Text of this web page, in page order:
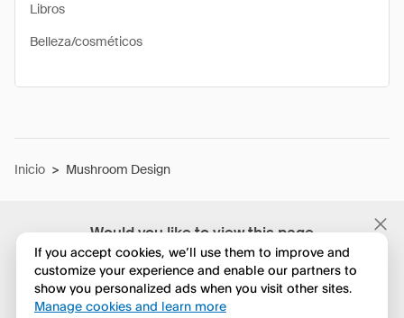
Would you like to view this page
in English?
No, seguir navegando
Libros
Belleza/cosméticos
Inicio > Mushroom Design
If you accept cookies, we’ll use them to improve and
customize your experience and enable our partners to
show you personalized ads when you visit other sites.
Manage cookies and learn more